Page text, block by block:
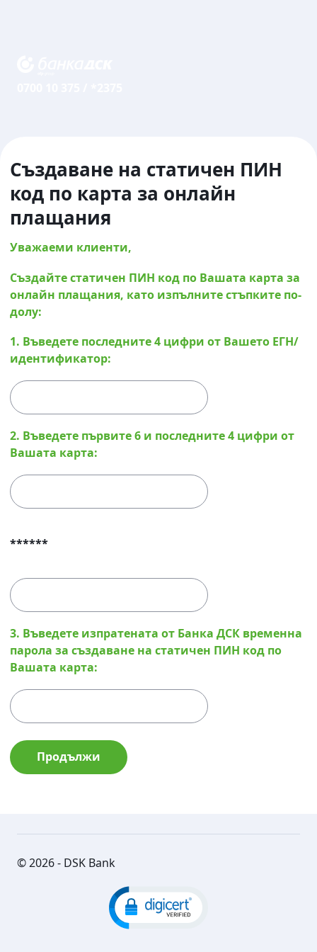
Създаване на статичен ПИН
код по карта за онлайн
плащания
Уважаеми клиенти,
Създайте статичен ПИН код по Вашата карта за
онлайн плащания, като изпълните стъпките по-
долу:
1. Въведете последните 4 цифри от Вашето ЕГН/
идентификатор:
2. Въведете първите 6 и последните 4 цифри от
Вашата карта:
******
3. Въведете изпратената от Банка ДСК временна
парола за създаване на статичен ПИН код по
Вашата карта:
© 2026 - DSK Bank